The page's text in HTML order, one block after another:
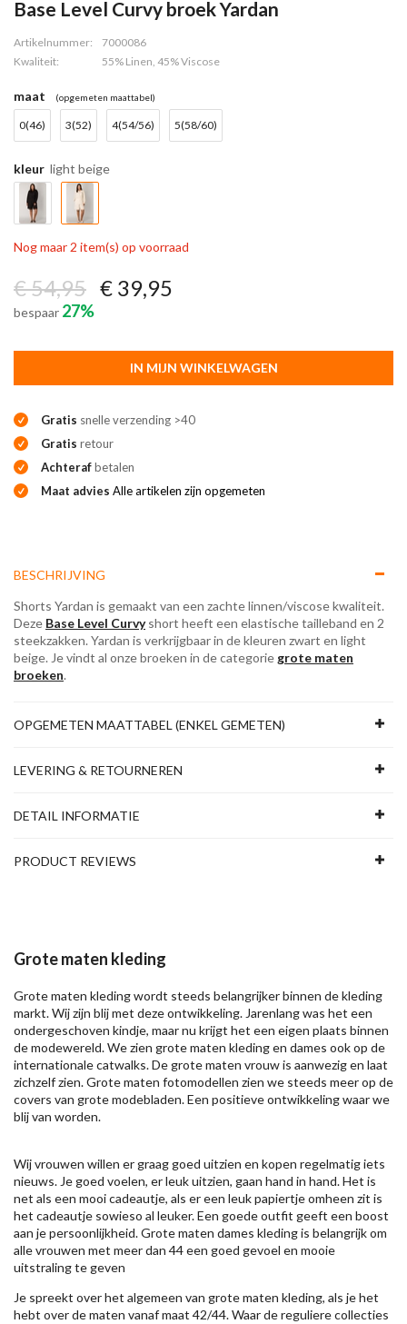
Base Level Curvy broek Yardan
Artikelnummer:
7000086
Kwaliteit:
55% Linen, 45% Viscose
maat (opgemeten maattabel)
0(46) 3(52) 4(54/56) 5(58/60)
kleur light beige
Nog maar 2 item(s) op voorraad
€ 54,95 € 39,95
bespaar 27%
IN MIJN WINKELWAGEN
Gratis snelle verzending >40
Gratis retour
Achterafbetalen
Maat advies Alle artikelen zijn opgemeten
BESCHRIJVING
Shorts Yardan is gemaakt van een zachte linnen/viscose kwaliteit.
Deze Base Level Curvyshort heeft een elastische tailleband en 2
steekzakken. Yardan is verkrijgbaar in de kleuren zwart en light
beige. Je vindt al onze broeken in de categorie grote maten
broeken.
OPGEMETEN MAATTABEL (ENKEL GEMETEN)
LEVERING & RETOURNEREN
DETAIL INFORMATIE
PRODUCT REVIEWS
Grote maten kleding
Grote maten kleding wordt steeds belangrijker binnen de kleding
markt. Wij zijn blij met deze ontwikkeling. Jarenlang was het een
ondergeschoven kindje, maar nu krijgt het een eigen plaats binnen
de modewereld. We zien grote maten kleding en dames ook op de
internationale catwalks. De grote maten vrouw is aanwezig en laat
zichzelf zien. Grote maten fotomodellen zien we steeds meer op de
covers van grote modebladen. Een positieve ontwikkeling waar we
blij van worden.
Wij vrouwen willen er graag goed uitzien en kopen regelmatig iets
nieuws. Je goed voelen, er leuk uitzien, gaan hand in hand. Het is
net als een mooi cadeautje, als er een leuk papiertje omheen zit is
het cadeautje sowieso al leuker. Een goede outfit geeft een boost
aan je persoonlijkheid. Grote maten dames kleding is belangrijk om
alle vrouwen met meer dan 44 een goed gevoel en mooie
uitstraling te geven
Je spreekt over het algemeen van grote maten kleding, als je het
hebt over de maten vanaf maat 42/44. Waar de reguliere collecties